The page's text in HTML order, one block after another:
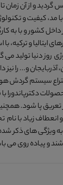
ایران تاسیس گردید و از آن
مد، کیفیت و
کشور و با به
ایتالیا و ترکیه، با
روز دنیا تولید می
و... را نیز
اختراع سیستم گردش
دکترپاندورا با
پا شود.
زیاد با نام
ویژگی های ذکر
و پیاده روی می